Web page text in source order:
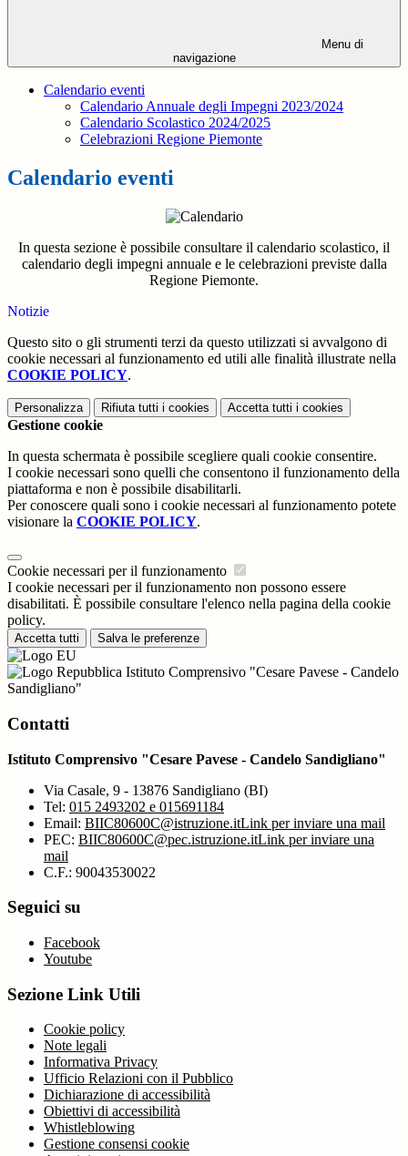
Menu di
navigazione
Calendario eventi
Calendario Annuale degli Impegni 2023/2024
Calendario Scolastico 2024/2025
Celebrazioni Regione Piemonte
Calendario eventi
In questa sezione è possibile consultare il calendario scolastico, il
calendario degli impegni annuale e le celebrazioni previste dalla
Regione Piemonte.
Notizie
Questo sito o gli strumenti terzi da questo utilizzati si avvalgono di
cookie necessari al funzionamento ed utili alle finalità illustrate nella
COOKIE POLICY.
Personalizza Rifiuta tutti i cookies Accetta tutti i cookies
Gestione cookie
In questa schermata è possibile scegliere quali cookie consentire.
I cookie necessari sono quelli che consentono il funzionamento della
piattaforma e non è possibile disabilitarli.
Per conoscere quali sono i cookie necessari al funzionamento potete
visionare la COOKIE POLICY.
Cookie necessari per il funzionamento
I cookie necessari per il funzionamento non possono essere
disabilitati. È possibile consultare l'elenco nella pagina della cookie
policy.
Accetta tutti Salva le preferenze
Istituto Comprensivo "Cesare Pavese - Candelo
Sandigliano"
Contatti
Istituto Comprensivo "Cesare Pavese - Candelo Sandigliano"
Via Casale, 9 - 13876 Sandigliano (BI)
Tel: 015 2493202 e 015691184
Email: BIIC80600C@istruzione.itLink per inviare una mail
PEC: BIIC80600C@pec.istruzione.itLink per inviare una
mail
C.F.: 90043530022
Seguici su
Facebook
Youtube
Sezione Link Utili
Cookie policy
Note legali
Informativa Privacy
Ufficio Relazioni con il Pubblico
Dichiarazione di accessibilità
Obiettivi di accessibilità
Whistleblowing
Gestione consensi cookie